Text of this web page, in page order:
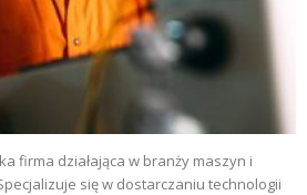
firma działająca w branży maszyn i
się w dostarczaniu technologii